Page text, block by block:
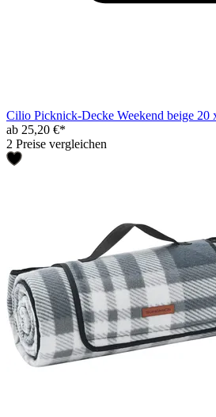
Cilio Picknick-Decke Weekend beige 20
ab 25,20 €*
2 Preise vergleichen